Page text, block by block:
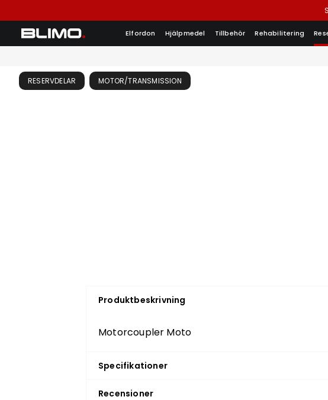
Elfordon Hjälpmedel Tillbehör Rehabilitering
RESERVDELAR MOTOR/TRANSMISSION
Produktbeskrivning
Motorcoupler Moto
Specifikationer
Recensioner